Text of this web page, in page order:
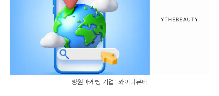
병원마케팅 기업 : 와이더뷰티